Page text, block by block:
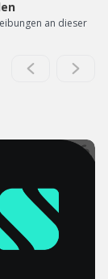
an dieser